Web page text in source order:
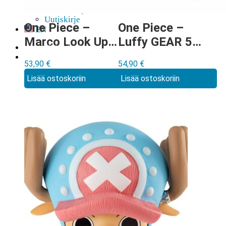
Uutiskirje
EN
0,00€ 0 tuotetta
One Piece –
Marco Look Up
53,90 €
Lisää ostoskoriin
One Piece –
Luffy GEAR 5
54,90 €
Lisää ostoskoriin